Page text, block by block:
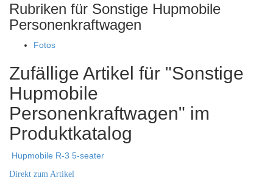
Rubriken für Sonstige Hupmobile
Personenkraftwagen
Fotos
Zufällige Artikel für "Sonstige
Hupmobile
Personenkraftwagen" im
Produktkatalog
Hupmobile R-3 5-seater
Direkt zum Artikel